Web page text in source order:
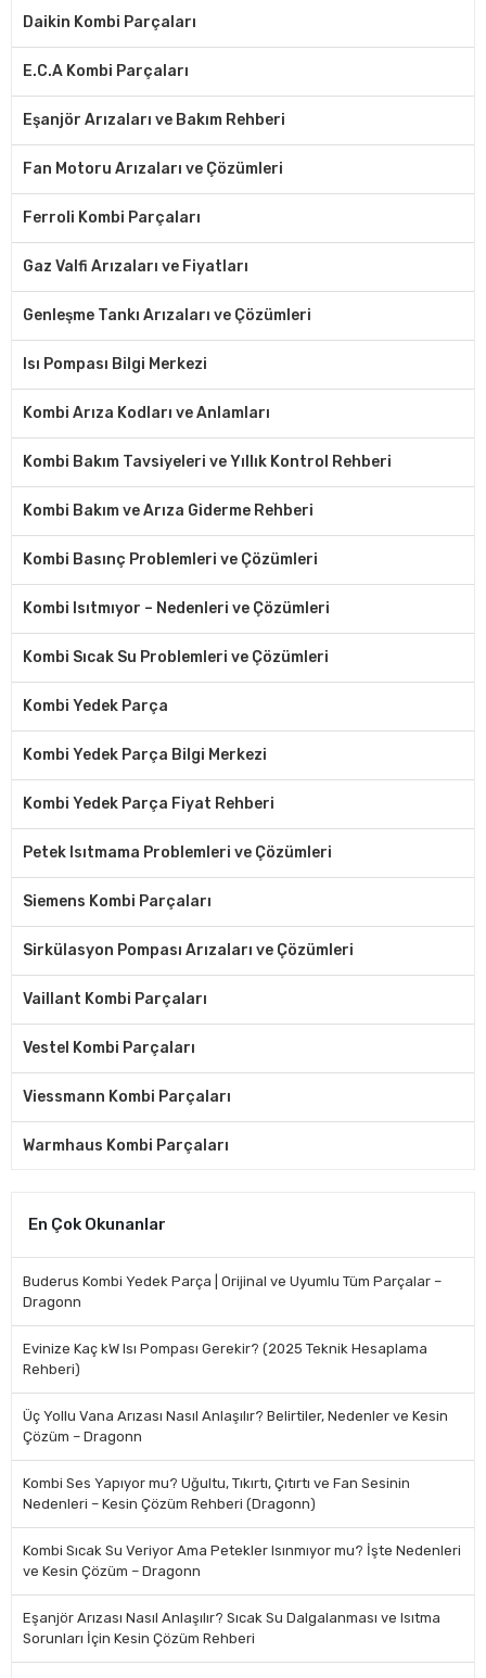
Daikin Kombi Parçaları
E.C.A Kombi Parçaları
Eşanjör Arızaları ve Bakım Rehberi
Fan Motoru Arızaları ve Çözümleri
Ferroli Kombi Parçaları
Gaz Valfi Arızaları ve Fiyatları
Genleşme Tankı Arızaları ve Çözümleri
Isı Pompası Bilgi Merkezi
Kombi Arıza Kodları ve Anlamları
Kombi Bakım Tavsiyeleri ve Yıllık Kontrol Rehberi
Kombi Bakım ve Arıza Giderme Rehberi
Kombi Basınç Problemleri ve Çözümleri
Kombi Isıtmıyor – Nedenleri ve Çözümleri
Kombi Sıcak Su Problemleri ve Çözümleri
Kombi Yedek Parça
Kombi Yedek Parça Bilgi Merkezi
Kombi Yedek Parça Fiyat Rehberi
Petek Isıtmama Problemleri ve Çözümleri
Siemens Kombi Parçaları
Sirkülasyon Pompası Arızaları ve Çözümleri
Vaillant Kombi Parçaları
Vestel Kombi Parçaları
Viessmann Kombi Parçaları
Warmhaus Kombi Parçaları
En Çok Okunanlar
Buderus Kombi Yedek Parça | Orijinal ve Uyumlu Tüm Parçalar –
Dragonn
Evinize Kaç kW Isı Pompası Gerekir? (2025 Teknik Hesaplama
Rehberi)
Üç Yollu Vana Arızası Nasıl Anlaşılır? Belirtiler, Nedenler ve Kesin
Çözüm – Dragonn
Kombi Ses Yapıyor mu? Uğultu, Tıkırtı, Çıtırtı ve Fan Sesinin
Nedenleri – Kesin Çözüm Rehberi (Dragonn)
Kombi Sıcak Su Veriyor Ama Petekler Isınmıyor mu? İşte Nedenleri
ve Kesin Çözüm – Dragonn
Eşanjör Arızası Nasıl Anlaşılır? Sıcak Su Dalgalanması ve Isıtma
Sorunları İçin Kesin Çözüm Rehberi